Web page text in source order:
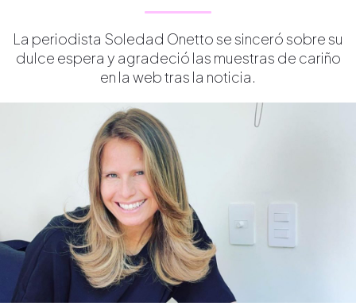
La periodista Soledad Onetto se sinceró sobre su
dulce espera y agradeció las muestras de cariño
en la web tras la noticia.